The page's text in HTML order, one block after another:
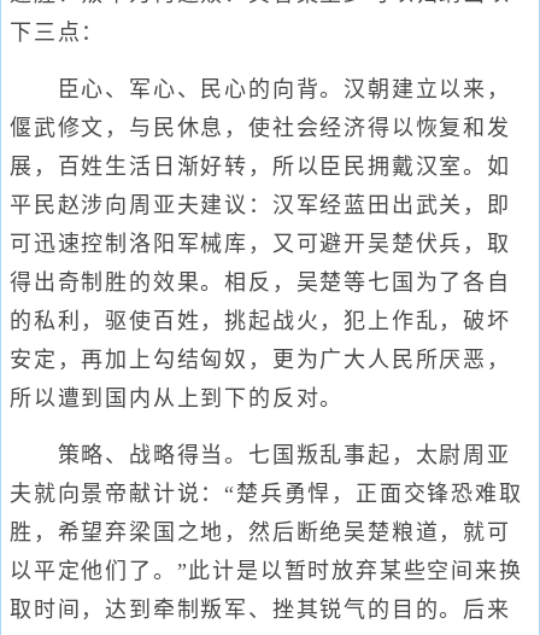
下三点：
臣心、军心、民心的向背。汉朝建立以来，
偃武修文，与民休息，使社会经济得以恢复和发
展，百姓生活日渐好转，所以臣民拥戴汉室。如
平民赵涉向周亚夫建议：汉军经蓝田出武关，即
可迅速控制洛阳军械库，又可避开吴楚伏兵，取
得出奇制胜的效果。相反，吴楚等七国为了各自
的私利，驱使百姓，挑起战火，犯上作乱，破坏
安定，再加上勾结匈奴，更为广大人民所厌恶，
所以遭到国内从上到下的反对。
策略、战略得当。七国叛乱事起，太尉周亚
夫就向景帝献计说：“楚兵勇悍，正面交锋恐难取
胜，希望弃梁国之地，然后断绝吴楚粮道，就可
以平定他们了。”此计是以暂时放弃某些空间来换
取时间，达到牵制叛军、挫其锐气的目的。后来